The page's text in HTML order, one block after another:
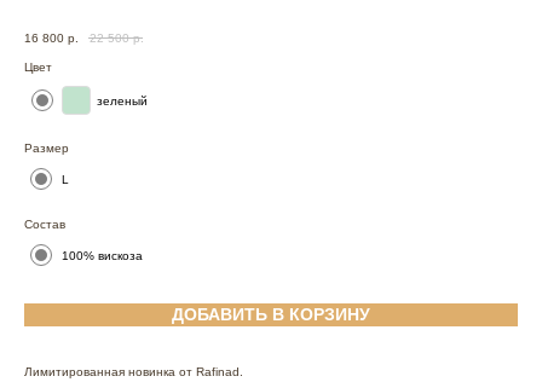
16 800 р. 22 500 р.
Цвет
зеленый
Размер
L
Состав
100% вискоза
ДОБАВИТЬ В КОРЗИНУ
Лимитированная новинка от Rafinad.